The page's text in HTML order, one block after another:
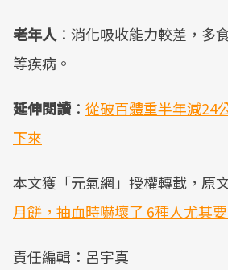
老年人 ：消化吸收能力較差，多
等疾病。
延伸閱讀 ： 從破百體重半年減24
下來
本文獲「元氣網」授權轉載，原
月餅，抽血時嚇壞了 6種人尤其
責任編輯：呂宇真